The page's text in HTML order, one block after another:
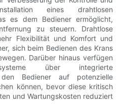
eines drahtlosen
es dem Bediener ermöglicht,
zu steuern. Drahtlose
Flexibilität und Komfort und
sich beim Bedienen des Krans
Darüber hinaus verfügen
über integrierte
den Bediener auf potenzielle
können, bevor diese kritisch
und Wartungskosten reduziert